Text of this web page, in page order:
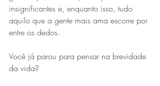
insignificantes e, enquanto isso, tudo
aquilo que a gente mais ama escorre por
entre os dedos.
Você já parou para pensar na brevidade
da vida?